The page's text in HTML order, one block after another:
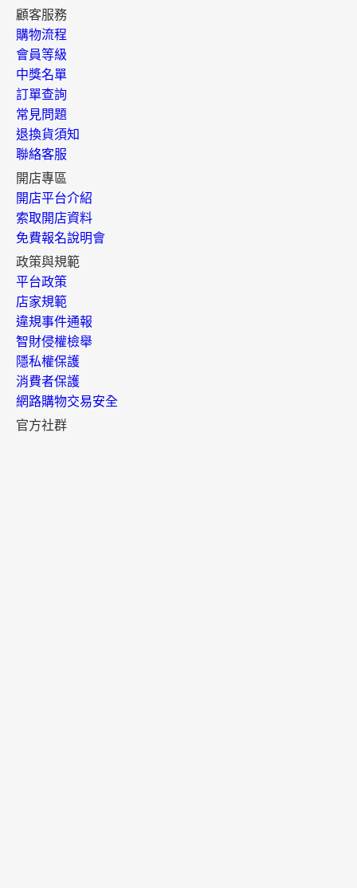
顧客服務
購物流程
會員等級
中獎名單
訂單查詢
常見問題
退換貨須知
聯絡客服
開店專區
開店平台介紹
索取開店資料
免費報名說明會
政策與規範
平台政策
店家規範
違規事件通報
智財侵權檢舉
隱私權保護
消費者保護
網路購物交易安全
官方社群